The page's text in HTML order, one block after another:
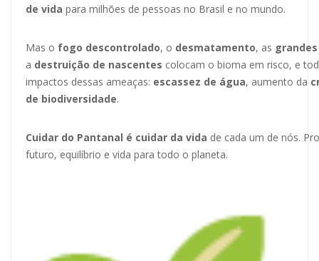
de vida para milhões de pessoas no Brasil e no mundo.
Mas o fogo descontrolado, o desmatamento, as
a destruição de nascentes colocam o bioma em risco, e
impactos dessas ameaças: escassez de água, aumento da
de biodiversidade.
Cuidar do Pantanal é cuidar da vida de cada um de nós.
futuro, equilíbrio e vida para todo o planeta.